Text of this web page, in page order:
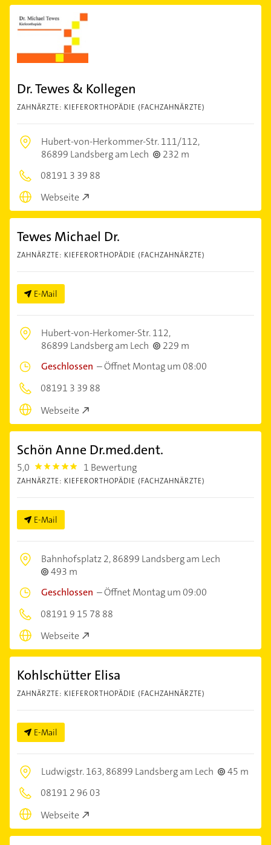
Dr. Tewes & Kollegen
ZAHNÄRZTE: KIEFERORTHOPÄDIE (FACHZAHNÄRZTE)
Hubert-von-Herkommer-Str. 111/112,
86899 Landsberg am Lech
232 m
08191 3 39 88
Webseite
Tewes Michael Dr.
ZAHNÄRZTE: KIEFERORTHOPÄDIE (FACHZAHNÄRZTE)
E-Mail
Hubert-von-Herkomer-Str. 112,
86899 Landsberg am Lech
229 m
Geschlossen –Öffnet Montag um 08:00
08191 3 39 88
Webseite
Schön Anne Dr.med.dent.
5,0 5.0 1 Bewertung
ZAHNÄRZTE: KIEFERORTHOPÄDIE (FACHZAHNÄRZTE)
E-Mail
Bahnhofsplatz 2,86899 Landsberg am Lech
493 m
Geschlossen –Öffnet Montag um 09:00
08191 9 15 78 88
Webseite
Kohlschütter Elisa
ZAHNÄRZTE: KIEFERORTHOPÄDIE (FACHZAHNÄRZTE)
E-Mail
Ludwigstr. 163,86899 Landsberg am Lech
45 m
08191 2 96 03
Webseite